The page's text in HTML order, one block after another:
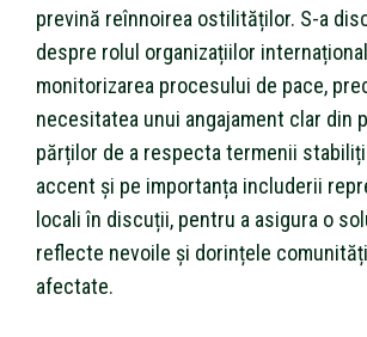
prevină reînnoirea ostilităților. S-a
despre rolul organizațiilor
monitorizarea procesului de pace,
necesitatea unui angajament clar din
părților de a respecta termenii
accent și pe importanța includerii
locali în discuții, pentru a asigura o
reflecte nevoile și dorințele
afectate.